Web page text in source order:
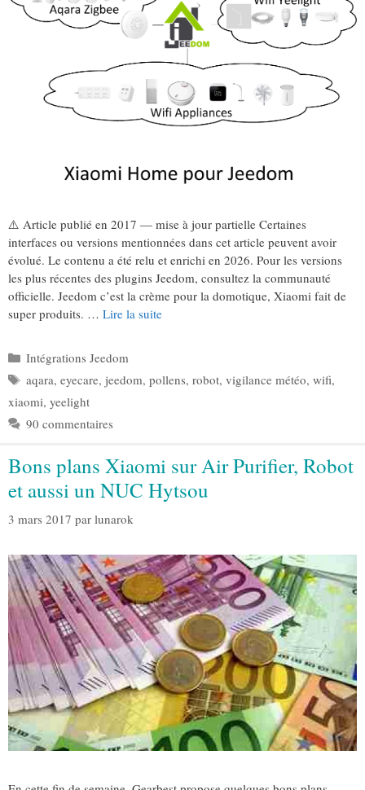
⚠️ Article publié en 2017 — mise à jour partielle Certaines
interfaces ou versions mentionnées dans cet article peuvent avoir
évolué. Le contenu a été relu et enrichi en 2026. Pour les versions
les plus récentes des plugins Jeedom, consultez la communauté
officielle. Jeedom c’est la crème pour la domotique, Xiaomi fait de
super produits. … Lire la suite
Catégories
Intégrations Jeedom
Étiquettes
aqara, eyecare, jeedom, pollens, robot, vigilance météo, wifi,
xiaomi, yeelight
90 commentaires
Bons plans Xiaomi sur Air Purifier, Robot
et aussi un NUC Hytsou
3 mars 2017 par lunarok